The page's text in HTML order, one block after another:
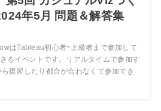
年5月 問題＆解答集
はTableau初心者~上級者まで参加して
るイベントです。リアルタイムで参加す
復習したり都合が合わなくて参加でき